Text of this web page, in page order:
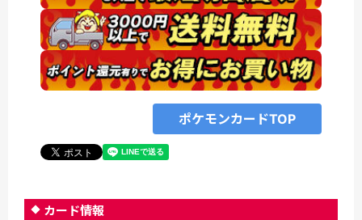
ポケモンカードTOP
カード情報